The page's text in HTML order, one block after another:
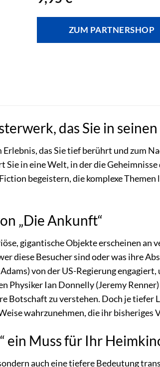
ZUM PARTNERSHOP
das Sie in
Erlebnis, das Sie tief berührt und zum
Sie in eine Welt, in der die
begeistern, die komplexe Themen
„Die Ankunft“
gigantische Objekte erscheinen an
diese Besucher sind oder was ihre
von der US-Regierung
Physiker Ian Donnelly (Jeremy
Botschaft zu verstehen. Doch je
wahrzunehmen, die ihr bisheriges
ein Muss für Ihr
auch eine tiefere Bedeutung